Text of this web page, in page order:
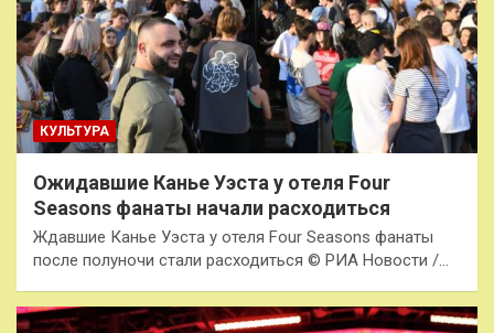
КУЛЬТУРА
Ожидавшие Канье Уэста у отеля Four
Seasons фанаты начали расходиться
Ждавшие Канье Уэста у отеля Four Seasons фанаты
после полуночи стали расходиться © РИА Новости /…